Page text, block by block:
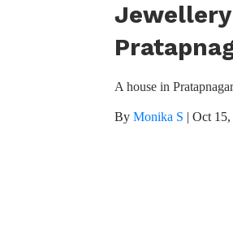
A house in
By Monika S | Oct